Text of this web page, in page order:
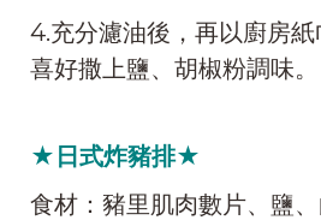
4.充分濾油後，再以廚房
喜好撒上鹽、胡椒粉調味。
★日式炸豬排★
食材：豬里肌肉數片、鹽、